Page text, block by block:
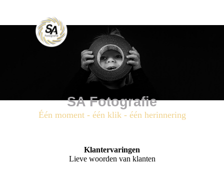
SA Fotografie
Één moment - één klik - één herinnering
Klantervaringen
Lieve woorden van klanten